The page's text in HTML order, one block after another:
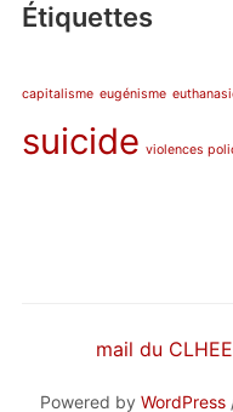
Étiquettes
capitalisme eugénisme
suicide violences
mail du CLHEE
Powered by WordPress